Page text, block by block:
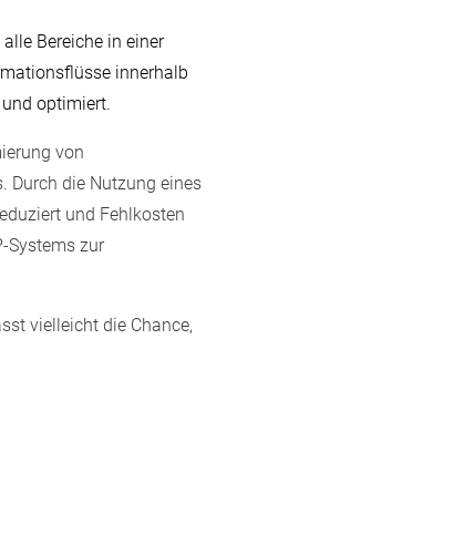
Bereiche in einer
innerhalb
optimiert.
von
Durch die Nutzung eines
und Fehlkosten
Systems zur
vielleicht die Chance,